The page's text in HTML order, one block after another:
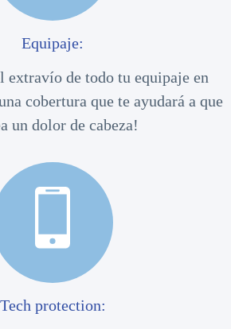
Equipaje:
extravío de todo tu equipaje en
cobertura que te ayudará a que
un dolor de cabeza!
Tech protection: